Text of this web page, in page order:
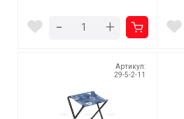
- +
Артикул:
29-5-2-11